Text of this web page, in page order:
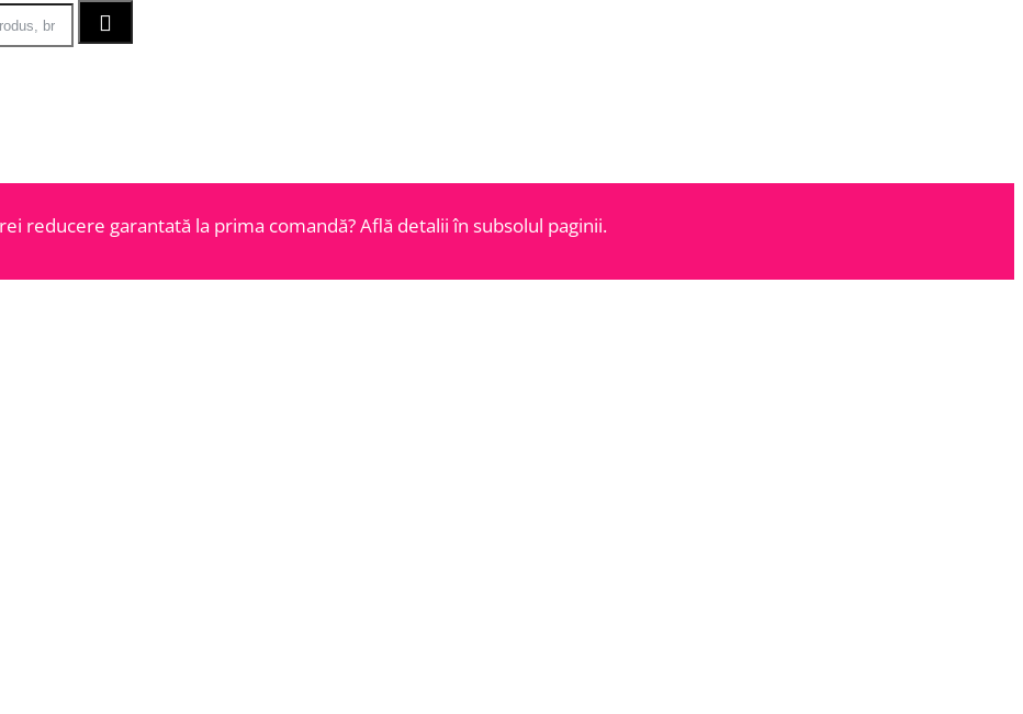
reducere garantată la prima comandă? Află detalii în subsolul paginii.